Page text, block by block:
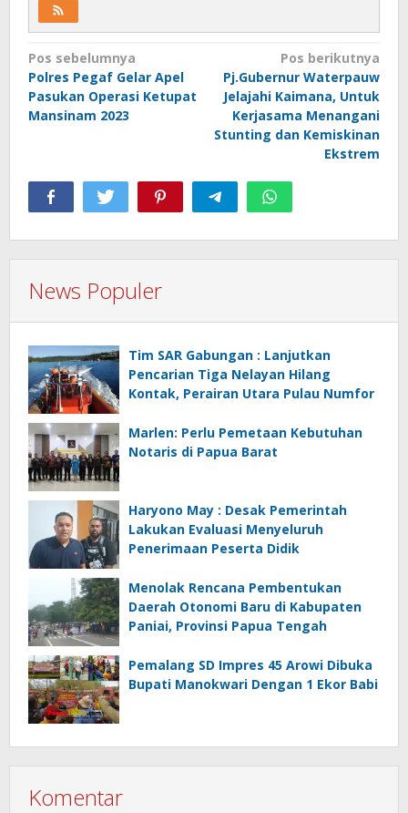
Navigasi
pos
Pos sebelumnya
Polres Pegaf Gelar Apel
Pasukan Operasi Ketupat
Mansinam 2023
Pos berikutnya
Pj.Gubernur Waterpauw
Jelajahi Kaimana, Untuk
Kerjasama Menangani
Stunting dan Kemiskinan
Ekstrem
News Populer
Tim SAR Gabungan : Lanjutkan
Pencarian Tiga Nelayan Hilang
Kontak, Perairan Utara Pulau Numfor
Marlen: Perlu Pemetaan Kebutuhan
Notaris di Papua Barat
Haryono May : Desak Pemerintah
Lakukan Evaluasi Menyeluruh
Penerimaan Peserta Didik
Menolak Rencana Pembentukan
Daerah Otonomi Baru di Kabupaten
Paniai, Provinsi Papua Tengah
Pemalang SD Impres 45 Arowi Dibuka
Bupati Manokwari Dengan 1 Ekor Babi
Komentar